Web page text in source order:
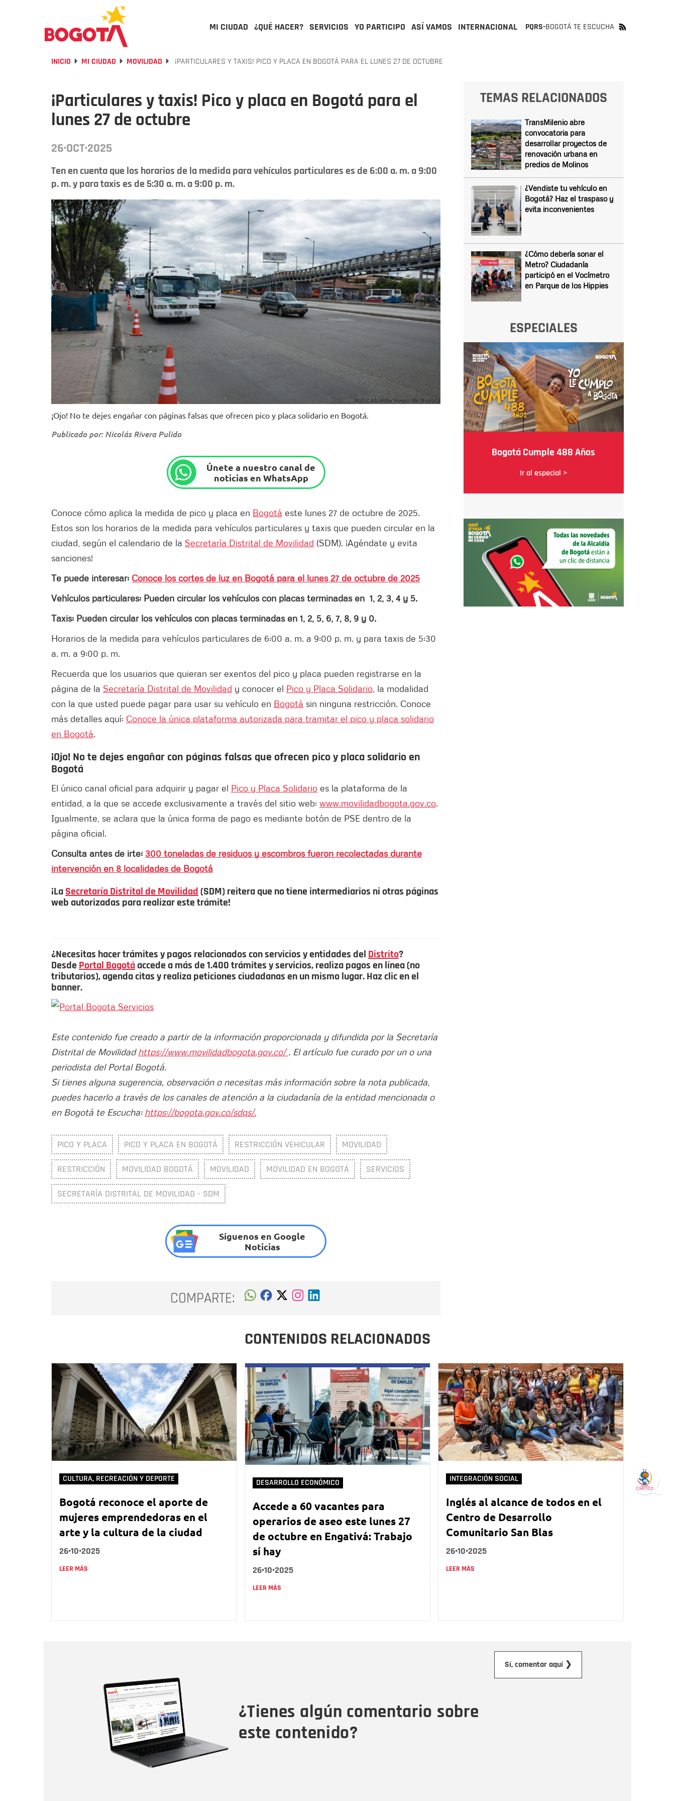
MI CIUDAD ¿QUÉ HACER? SERVICIOS YO PARTICIPO ASÍ VAMOS INTERNACIONAL PQRS-BOGOTÁ TE ESCUCHA
INICIO MI CIUDAD MOVILIDAD ¡PARTICULARES Y TAXIS! PICO Y PLACA EN BOGOTÁ PARA EL LUNES 27 DE OCTUBRE
¡Particulares y taxis! Pico y placa en Bogotá para el
lunes 27 de octubre
26·OCT·2025
Ten en cuenta que los horarios de la medida para vehículos particulares es de 6:00 a. m. a 9:00
p. m. y para taxis es de 5:30 a. m. a 9:00 p. m.
Foto: Alcaldía Mayor de Bogotá
¡Ojo! No te dejes engañar con páginas falsas que ofrecen pico y placa solidario en Bogotá.
Publicado por: Nicolás Rivera Pulido
Únete a nuestro canal de
noticias en WhatsApp
Conoce cómo aplica la medida de pico y placa en Bogotá este lunes 27 de octubre de 2025.
Estos son los horarios de la medida para vehículos particulares y taxis que pueden circular en la
ciudad, según el calendario de la Secretaría Distrital de Movilidad (SDM). ¡Agéndate y evita
sanciones!
Te puede interesar: Conoce los cortes de luz en Bogotá para el lunes 27 de octubre de 2025
Vehículos particulares: Pueden circular los vehículos con placas terminadas en 1, 2, 3, 4 y 5.
Taxis: Pueden circular los vehículos con placas terminadas en 1, 2, 5, 6, 7, 8, 9 y 0.
Horarios de la medida para vehículos particulares de 6:00 a. m. a 9:00 p. m. y para taxis de 5:30
a. m. a 9:00 p. m.
Recuerda que los usuarios que quieran ser exentos del pico y placa pueden registrarse en la
página de la Secretaría Distrital de Movilidad y conocer el Pico y Placa Solidario , la modalidad
con la que usted puede pagar para usar su vehículo en Bogotá sin ninguna restricción. Conoce
más detalles aquí: Conoce la única plataforma autorizada para tramitar el pico y placa solidario
en Bogotá.
¡Ojo! No te dejes engañar con páginas falsas que ofrecen pico y placa solidario en
Bogotá
El único canal oficial para adquirir y pagar el Pico y Placa Solidario es la plataforma de la
entidad, a la que se accede exclusivamente a través del sitio web: www.movilidadbogota.gov.co.
Igualmente, se aclara que la única forma de pago es mediante botón de PSE dentro de la
página oficial.
Consulta antes de irte: 300 toneladas de residuos y escombros fueron recolectadas durante
intervención en 8 localidades de Bogotá
¡LaSecretaría Distrital de Movilidad(SDM) reitera que no tiene intermediarios ni otras páginas
web autorizadas para realizar este trámite!
¿Necesitas hacer trámites y pagos relacionados con servicios y entidades del Distrito?
Desde Portal Bogotáaccede a más de 1.400 trámites y servicios, realiza pagos en línea (no
tributarios), agenda citas y realiza peticiones ciudadanas en un mismo lugar. Haz clic en el
banner.
Este contenido fue creado a partir de la información proporcionada y difundida por la Secretaría
Distrital de Movilidadhttps://www.movilidadbogota.gov.co/. El artículo fue curado por un o una
periodista del Portal Bogotá.
Si tienes alguna sugerencia, observación o necesitas más información sobre la nota publicada,
puedes hacerlo a través de los canales de atención a la ciudadanía de la entidad mencionada o
en Bogotá te Escucha: https://bogota.gov.co/sdqs/.
PICO Y PLACA PICO Y PLACA EN BOGOTÁ RESTRICCIÓN VEHICULAR MOVILIDAD
RESTRICCIÓN MOVILIDAD BOGOTÁ MOVILIDAD MOVILIDAD EN BOGOTÁ SERVICIOS
SECRETARÍA DISTRITAL DE MOVILIDAD - SDM
Síguenos en Google
Noticias
COMPARTE:
TEMAS RELACIONADOS
TransMilenio abre
convocatoria para
desarrollar proyectos de
renovación urbana en
predios de Molinos
¿Vendiste tu vehículo en
Bogotá? Haz el traspaso y
evita inconvenientes
¿Cómo debería sonar el
Metro? Ciudadanía
participó en el Vocímetro
en Parque de los Hippies
ESPECIALES
Bogotá Cumple 488 Años
Ir al especial >
CONTENIDOS RELACIONADOS
CULTURA, RECREACIÓN Y DEPORTE
Bogotá reconoce el aporte de
mujeres emprendedoras en el
arte y la cultura de la ciudad
26•10•2025
LEER MÁS
DESARROLLO ECONÓMICO
Accede a 60 vacantes para
operarios de aseo este lunes 27
de octubre en Engativá: Trabajo
sí hay
26•10•2025
LEER MÁS
INTEGRACIÓN SOCIAL
Inglés al alcance de todos en el
Centro de Desarrollo
Comunitario San Blas
26•10•2025
LEER MÁS
¿Tienes algún comentario sobre
este contenido?
Sí, comentar aquí ❯